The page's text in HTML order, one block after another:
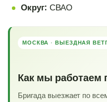
Округ: СВАО
МОСКВА · ВЫЕЗДНАЯ
Как мы работаем
Бригада выезжает по